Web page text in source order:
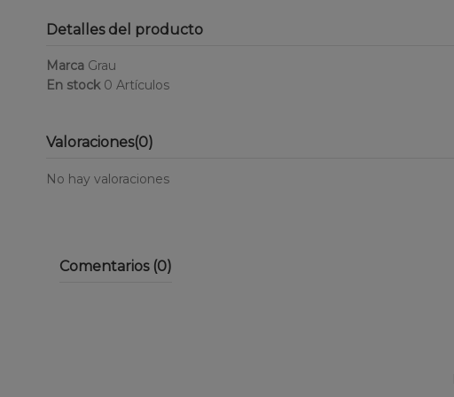
Detalles del producto
Marca Grau
En stock 0 Artículos
Valoraciones(0)
No hay valoraciones
Comentarios (0)